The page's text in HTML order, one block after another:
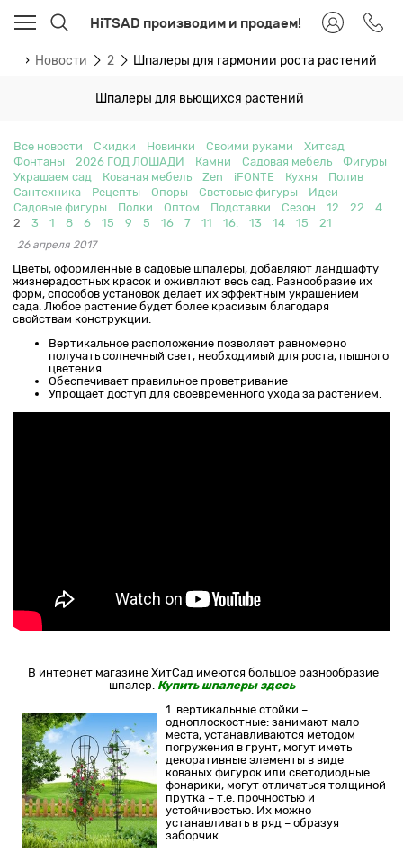
HiTSAD производим и продаем!
Новости 2 Шпалеры для гармонии роста растений
Шпалеры для вьющихся растений
Все новости Скидки Новинки Своими руками
Хитсад
Фонтаны
2026 ГОД ЛОШАДИ Камни Садовая мебель
Фигуры
Украшаем сад
Кованая мебель Zen iFONTE Кухня
Полив
Сантехника
Рецепты Опоры Световые фигуры
Идеи
Садовые фигуры
Полки Оптом Подставки Сезон 12 22
4
2
3 1 8 6 15 9 5 16 7 11 16. 13 14 15 21
26 апреля 2017
Цветы, оформленные в садовые шпалеры, добавляют ландшафту
жизнерадостных красок и оживляют весь сад. Разнообразие их
форм, способов установок делает их эффектным украшением
сада. Любое растение будет более красивым благодаря
свойствам конструкции:
Вертикальное расположение позволяет равномерно
получать солнечный свет, необходимый для роста, пышного
цветения
Обеспечивает правильное проветривание
Упрощает доступ для своевременного ухода за растением.
В интернет магазине ХитСад имеются большое разнообразие
шпалер. Купить шпалеры здесь
1. вертикальные стойки –
одноплоскостные: занимают мало
места, устанавливаются методом
погружения в грунт, могут иметь
декоративные элементы в виде
кованых фигурок или светодиодные
фонарики, могут отличаться толщиной
прутка – т.е. прочностью и
устойчивостью. Их можно
устанавливать в ряд – образуя
заборчик.